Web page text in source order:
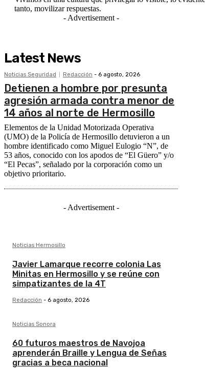
tanto, movilizar respuestas.
- Advertisement -
Latest News
Noticias Seguridad Redacción - 6 agosto, 2026
Detienen a hombre por presunta
agresión armada contra menor de
14 años al norte de Hermosillo
Elementos de la Unidad Motorizada Operativa
(UMO) de la Policía de Hermosillo detuvieron a un
hombre identificado como Miguel Eulogio “N”, de
53 años, conocido con los apodos de “El Güero” y/o
“El Pecas”, señalado por la corporación como un
objetivo prioritario.
- Advertisement -
Noticias Hermosillo
Javier Lamarque recorre colonia Las
Minitas en Hermosillo y se reúne con
simpatizantes de la 4T
Redacción - 6 agosto, 2026
Noticias Sonora
60 futuros maestros de Navojoa
aprenderán Braille y Lengua de Señas
gracias a beca nacional